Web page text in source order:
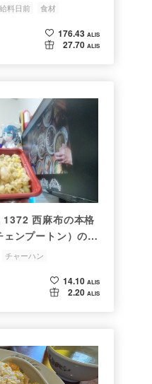
給料日前 食材
176.43 ALIS
27.70 ALIS
西麻布の本格
ンプートン）の五
デリバリーして食
チャーハン
14.10 ALIS
2.20 ALIS